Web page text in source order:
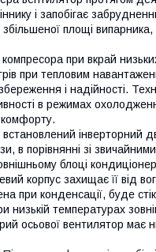
і запобігає
площі
при вкрай
при тепловим
і надійності.
в режимах
інверторний
в порівнянні зі
блоці
корпус захищає її від
при конденсації, буде
низькій температурах
осьової вентилятор має